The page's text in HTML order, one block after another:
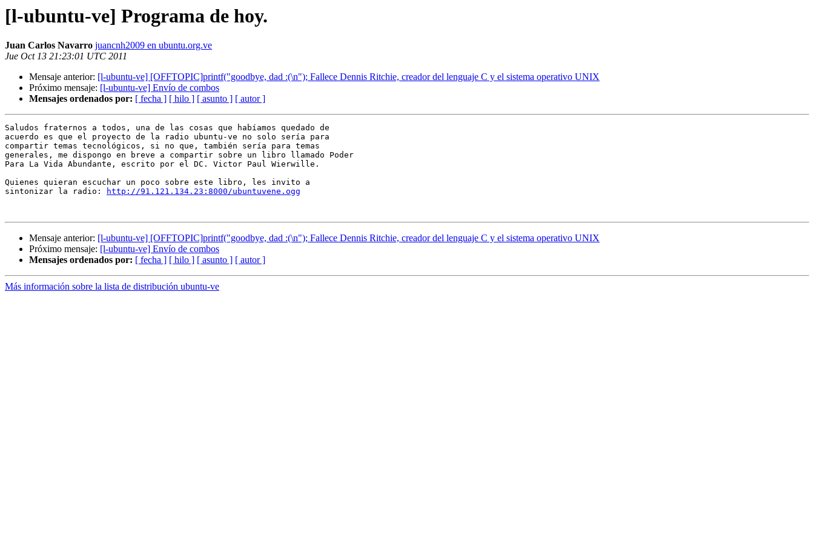
[l-ubuntu-ve] Programa de hoy.
Juan Carlos Navarro juancnh2009 en ubuntu.org.ve
Jue Oct 13 21:23:01 UTC 2011
Mensaje anterior: [l-ubuntu-ve] [OFFTOPIC]printf("goodbye, dad :(\n"); Fallece Dennis Ritchie, creador del lenguaje C y el sistema operativo UNIX
Próximo mensaje: [l-ubuntu-ve] Envío de combos
Mensajes ordenados por: [ fecha ] [ hilo ] [ asunto ] [ autor ]
Saludos fraternos a todos, una de las cosas que habíamos quedado de
acuerdo es que el proyecto de la radio ubuntu-ve no solo sería para
compartir temas tecnológicos, si no que, también sería para temas
generales, me dispongo en breve a compartir sobre un libro llamado Poder
Para La Vida Abundante, escrito por el DC. Victor Paul Wierwille.
Quienes quieran escuchar un poco sobre este libro, les invito a
sintonizar la radio:
http://91.121.134.23:8000/ubuntuvene.ogg
Mensaje anterior: [l-ubuntu-ve] [OFFTOPIC]printf("goodbye, dad :(\n"); Fallece Dennis Ritchie, creador del lenguaje C y el sistema operativo UNIX
Próximo mensaje: [l-ubuntu-ve] Envío de combos
Mensajes ordenados por: [ fecha ] [ hilo ] [ asunto ] [ autor ]
Más información sobre la lista de distribución ubuntu-ve